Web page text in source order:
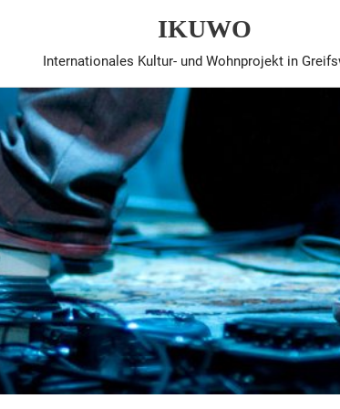
IKUWO
Internationales Kultur- und Wohnprojekt in